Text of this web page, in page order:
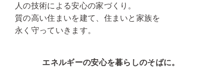
人の技術による安心の家づくり。
質の高い住まいを建て、住まいと家族を
永く守っていきます。
エネルギーの安心を暮らしのそばに。